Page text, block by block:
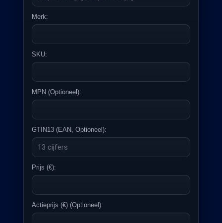
Merk:
SKU:
MPN (optioneel):
GTIN13 (EAN, Optioneel):
Prijs (€):
Actieprijs (€) (optioneel):